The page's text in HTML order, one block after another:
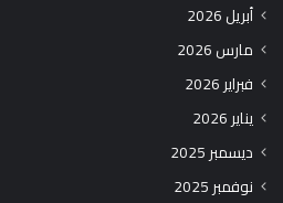
أبريل 2026
مارس 2026
فبراير 2026
يناير 2026
ديسمبر 2025
نوفمبر 2025